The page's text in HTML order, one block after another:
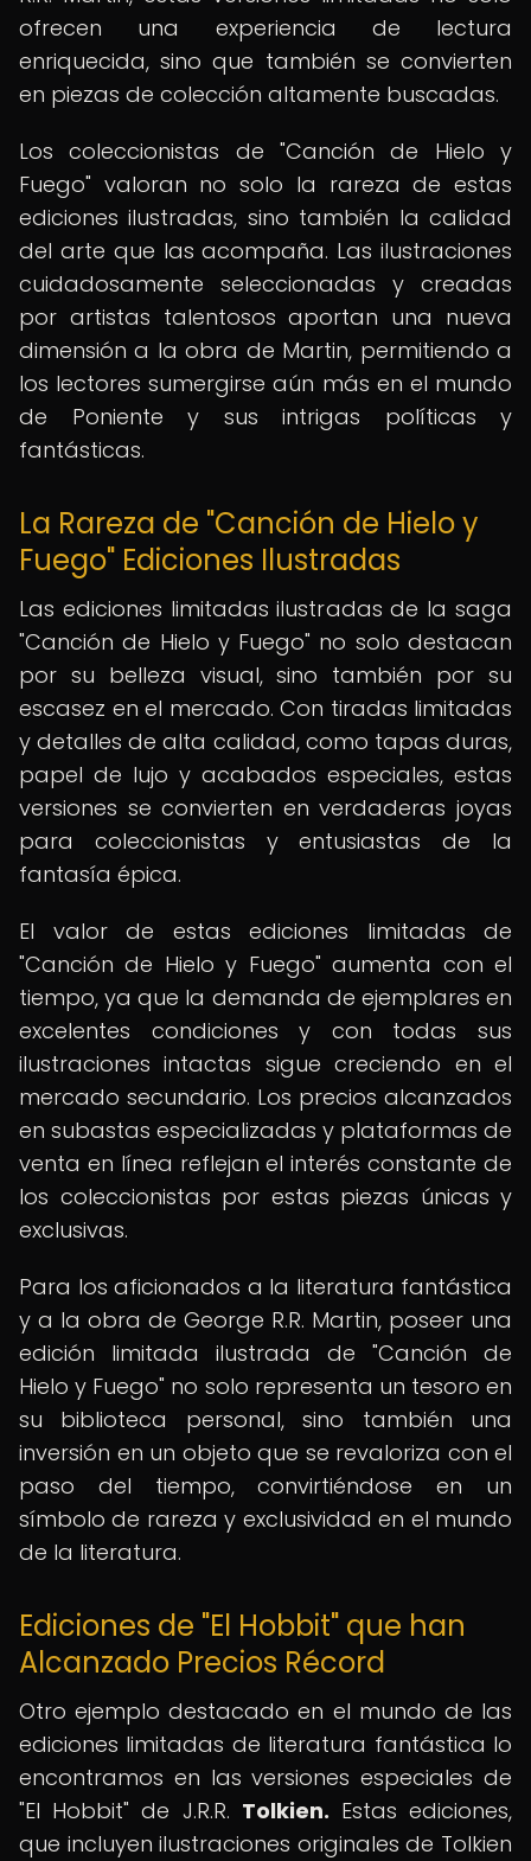
ofrecen una experiencia de lectura
enriquecida, sino que también se convierten
en piezas de colección altamente buscadas.
Los coleccionistas de "Canción de Hielo y
Fuego" valoran no solo la rareza de estas
ediciones ilustradas, sino también la calidad
del arte que las acompaña. Las ilustraciones
cuidadosamente seleccionadas y creadas
por artistas talentosos aportan una nueva
dimensión a la obra de Martin, permitiendo a
los lectores sumergirse aún más en el mundo
de Poniente y sus intrigas políticas y
fantásticas.
La Rareza de "Canción de Hielo y
Fuego" Ediciones Ilustradas
Las ediciones limitadas ilustradas de la saga
"Canción de Hielo y Fuego" no solo destacan
por su belleza visual, sino también por su
escasez en el mercado. Con tiradas limitadas
y detalles de alta calidad, como tapas duras,
papel de lujo y acabados especiales, estas
versiones se convierten en verdaderas joyas
para coleccionistas y entusiastas de la
fantasía épica.
El valor de estas ediciones limitadas de
"Canción de Hielo y Fuego" aumenta con el
tiempo, ya que la demanda de ejemplares en
excelentes condiciones y con todas sus
ilustraciones intactas sigue creciendo en el
mercado secundario. Los precios alcanzados
en subastas especializadas y plataformas de
venta en línea reflejan el interés constante de
los coleccionistas por estas piezas únicas y
exclusivas.
Para los aficionados a la literatura fantástica
y a la obra de George R.R. Martin, poseer una
edición limitada ilustrada de "Canción de
Hielo y Fuego" no solo representa un tesoro en
su biblioteca personal, sino también una
inversión en un objeto que se revaloriza con el
paso del tiempo, convirtiéndose en un
símbolo de rareza y exclusividad en el mundo
de la literatura.
Ediciones de "El Hobbit" que han
Alcanzado Precios Récord
Otro ejemplo destacado en el mundo de las
ediciones limitadas de literatura fantástica lo
encontramos en las versiones especiales de
"El Hobbit" de J.R.R. Tolkien. Estas ediciones,
que incluyen ilustraciones originales de Tolkien